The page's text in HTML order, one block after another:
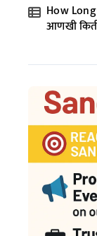
How
आणखी